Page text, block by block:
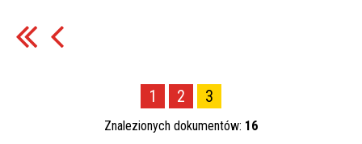
1 2 3
Znalezionych dokumentów: 16